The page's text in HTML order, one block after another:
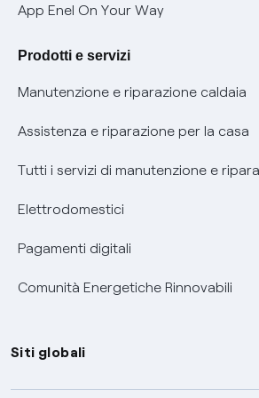
Verifica chi ti ha chiamato
Agevolazione utenti con disabilità
Informativa RAEE
App Enel On Your Way
Prodotti e servizi
Manutenzione e riparazione caldaia
Assistenza e riparazione per la casa
Tutti i servizi di manutenzione e
Elettrodomestici
Pagamenti digitali
Comunità Energetiche Rinnovabili
Siti globali